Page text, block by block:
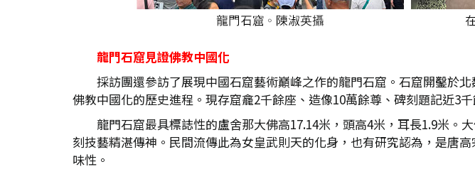
龍門石窟見證佛教中國化
採訪團還參訪了展現中國石窟藝術巔峰之作的龍門石窟。石窟開鑿於
佛教中國化的歷史進程。現存窟龕2千餘座、造像10萬餘尊、碑刻題記近3
龍門石窟最具標誌性的盧舍那大佛高17.14米，頭高4米，耳長1.9米
刻技藝精湛傳神。民間流傳此為女皇武則天的化身，也有研究認為，是唐
味性。